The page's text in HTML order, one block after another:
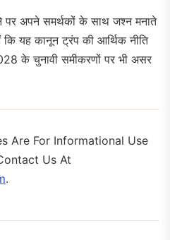
पर अपने समर्थकों के साथ जश्न मनाते
कि यह कानून ट्रंप की आर्थिक नीति
के चुनावी समीकरणों पर भी असर
Are For Informational Use
Us At
.